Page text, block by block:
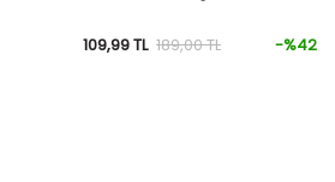
109,99TL 189,00TL -%42